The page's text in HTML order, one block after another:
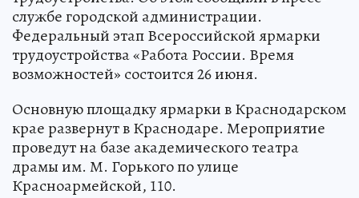
службе городской администрации.
Федеральный этап Всероссийской ярмарки
трудоустройства «Работа России. Время
возможностей» состоится 26 июня.
Основную площадку ярмарки в Краснодарском
крае развернут в Краснодаре. Мероприятие
проведут на базе академического театра
драмы им. М. Горького по улице
Красноармейской, 110.